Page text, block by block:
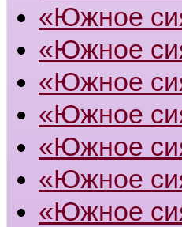
«Южное
«Южное
«Южное
«Южное
«Южное
«Южное
«Южное